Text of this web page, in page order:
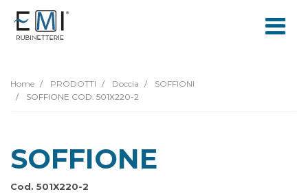
Home PRODOTTI Doccia
SOFFIONI
SOFFIONE COD. 501X220-2
SOFFIONE
Cod. 501X220-2